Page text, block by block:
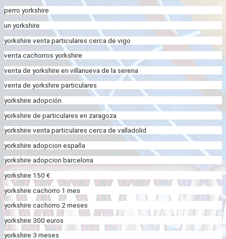
perro yorkshire
un yorkshire
yorkshire venta particulares cerca de vigo
venta cachorros yorkshire
venta de yorkshire en villanueva de la serena
venta de yorkshire particulares
yorkshire adopción
yorkshire de particulares en zaragoza
yorkshire venta particulares cerca de valladolid
yorkshire adopcion españa
yorkshire adopcion barcelona
yorkshire 150 €
yorkshire cachorro 1 mes
yorkshire cachorro 2 meses
yorkshire 300 euros
yorkshire 3 meses